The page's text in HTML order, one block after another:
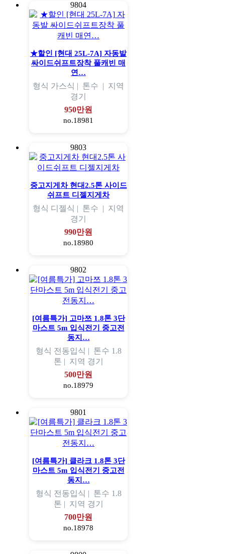
9804
★할인 [현대 25L-7A] 자동발
싸이드쉬프트장착 풀캐빈 매
연…
형식 가스식 | 톤수 | 지역
경기
950만원
no.18981
9803
중고지게차 현대2.5톤 사이드
쉬프트 디젤지게차
형식 디젤식 | 톤수 | 지역
경기
990만원
no.18980
9802
[여름특가] 고마쯔 1.8톤 3단
마스트 5m 입식전기 중고전
동지…
형식 전동입식 | 톤수 1.8
톤 | 지역 경기
500만원
no.18979
9801
[여름특가] 클라크 1.8톤 3단
마스트 5m 입식전기 중고전
동지…
형식 전동입식 | 톤수 1.8
톤 | 지역 경기
700만원
no.18978